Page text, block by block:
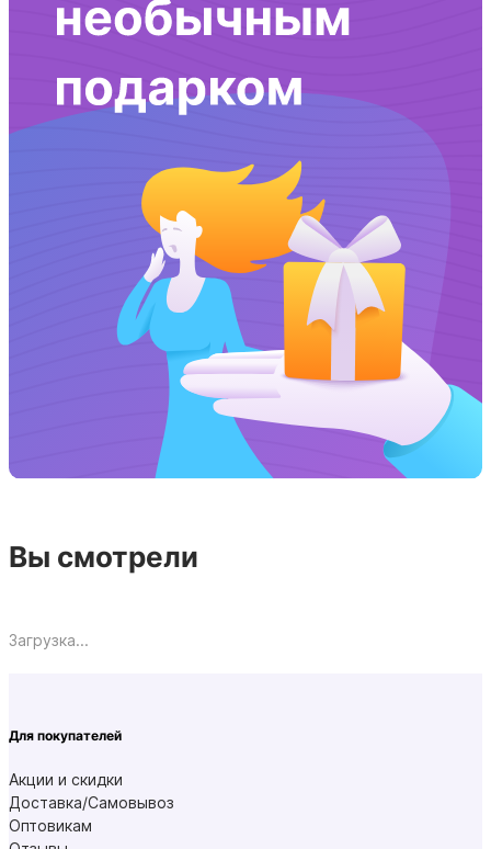
Вы смотрели
Загрузка...
Для покупателей
Акции и скидки
Доставка/Самовывоз
Оптовикам